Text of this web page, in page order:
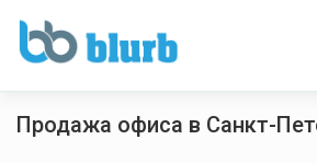
Продажа офиса в Санкт-